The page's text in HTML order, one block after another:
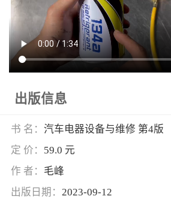
出版信息
书 名： 汽车电器设备与维修 第4版
定 价： 59.0 元
作 者： 毛峰
出版日期： 2023-09-12